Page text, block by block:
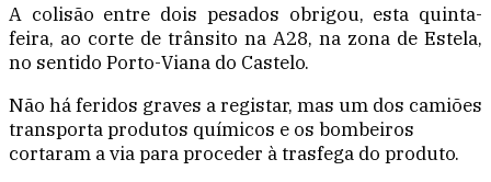
A colisão entre dois pesados obrigou, esta quinta-
feira, ao corte de trânsito na A28, na zona de Estela,
no sentido Porto-Viana do Castelo.
Não há feridos graves a registar, mas um dos camiões
transporta produtos químicos e os bombeiros
cortaram a via para proceder à trasfega do produto.